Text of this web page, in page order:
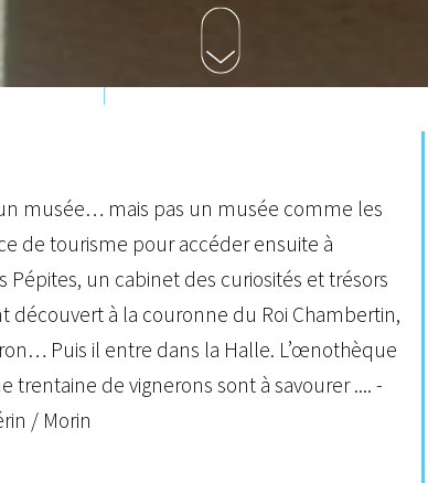
musée… mais pas un musée comme les
de tourisme pour accéder ensuite à
Pépites, un cabinet des curiosités et trésors
à la couronne du Roi Chambertin,
Puis il entre dans la Halle. L’œnothèque
de vignerons sont à savourer .... -
/ Morin